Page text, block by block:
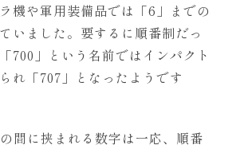
機や軍用装備品では「6」までの
いました。要するに順番制だっ
700」という名前ではインパクト
れ「707」となったようです
の間に挟まれる数字は一応、順番